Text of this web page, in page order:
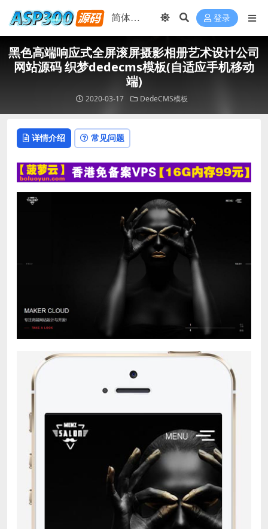
登录
黑色高端响应式全屏滚屏摄影相册艺术设计公司
网站源码 织梦dedecms模板(自适应手机移动
端)
2020-03-17 DedeCMS模板
详情介绍 常见问题